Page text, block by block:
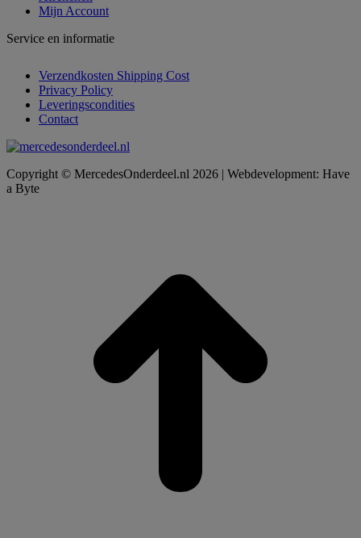
Mijn Account
Service en informatie
Verzendkosten Shipping Cost
Privacy Policy
Leveringscondities
Contact
Copyright © MercedesOnderdeel.nl 2026 | Webdevelopment: Have
a Byte